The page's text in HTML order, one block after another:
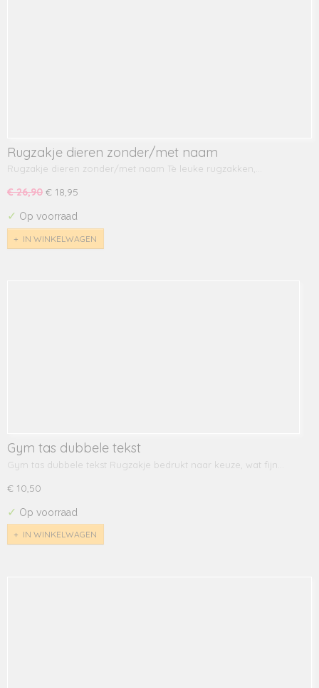
Rugzakje dieren zonder/met naam
Rugzakje dieren zonder/met naam Tè leuke rugzakken,…
€ 26,90 € 18,95
✓ Op voorraad
IN WINKELWAGEN
Gym tas dubbele tekst
Gym tas dubbele tekst Rugzakje bedrukt naar keuze, wat fijn…
€ 10,50
✓ Op voorraad
IN WINKELWAGEN